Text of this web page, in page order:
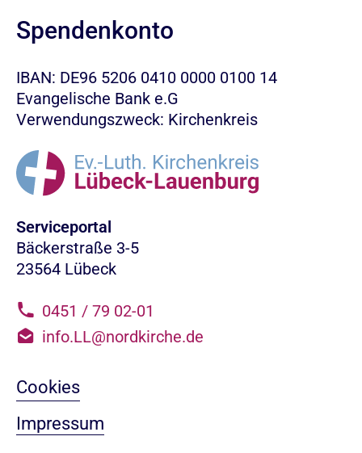
Spendenkonto
IBAN: DE96 5206 0410 0000 0100 14
Evangelische Bank e.G
Verwendungszweck: Kirchenkreis
Serviceportal
Bäckerstraße 3-5
23564 Lübeck
0451 / 79 02-01
info.LL@nordkirche.de
Cookies
Impressum